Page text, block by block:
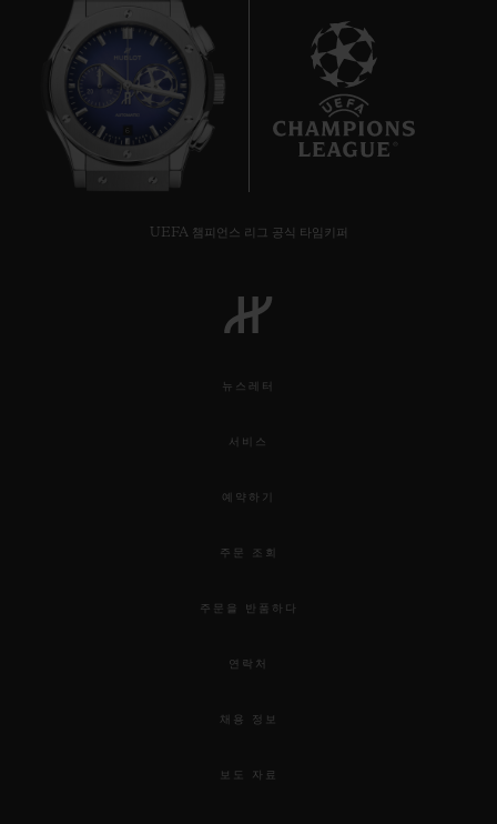
UEFA 챔피언스 리그 공식 타임키퍼
뉴스레터
서비스
예약하기
주문 조회
주문을 반품하다
연락처
채용 정보
보도 자료